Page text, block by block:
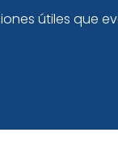
útiles que